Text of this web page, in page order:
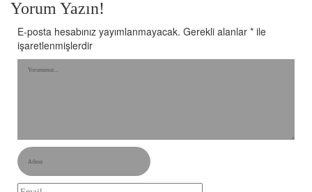
Yorum Yazın!
E-posta hesabınız yayımlanmayacak. Gerekli alanlar * ile
işaretlenmişlerdir